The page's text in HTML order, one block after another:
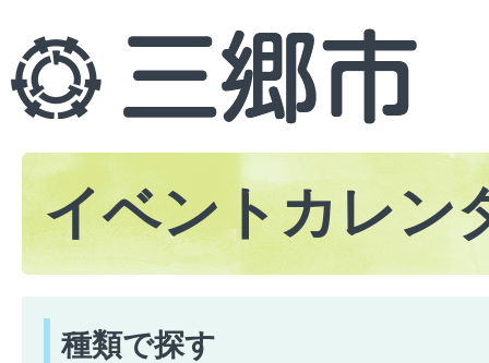
イベントカレン
種類で探す